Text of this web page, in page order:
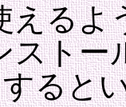
えるよ
ストー
ると